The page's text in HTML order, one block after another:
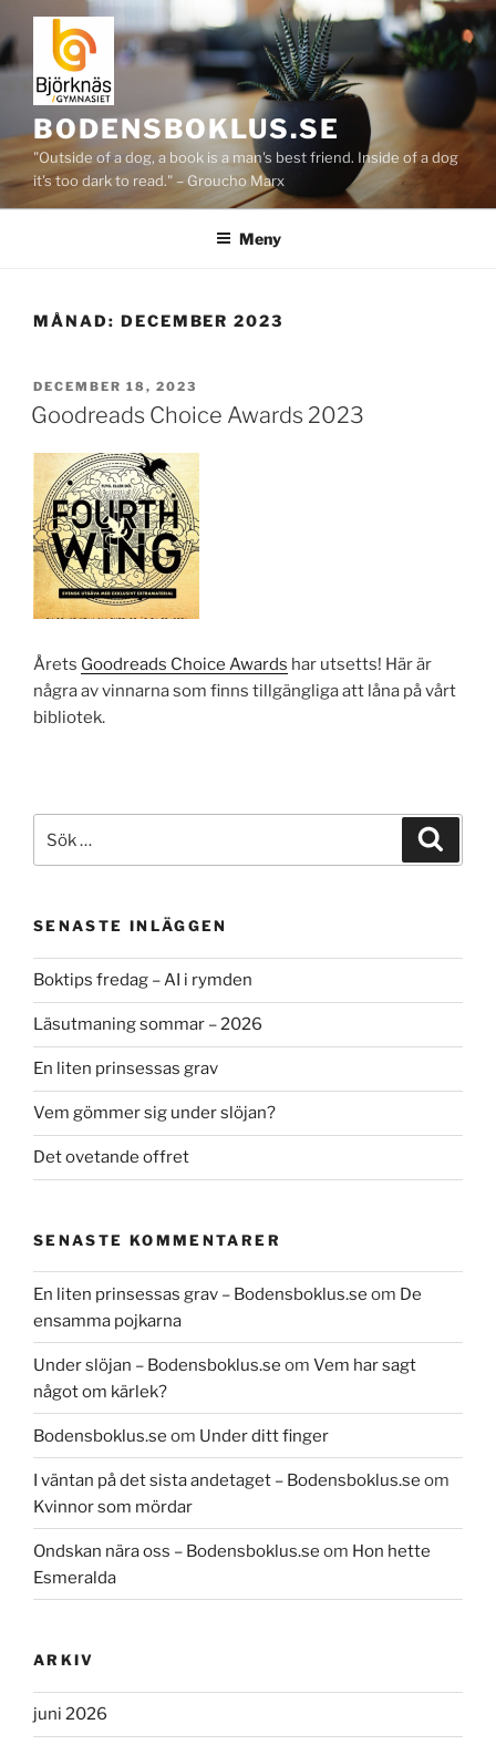
Hoppa
till
innehåll
BODENSBOKLUS.SE
"Outside of a dog, a book is a man's best friend. Inside of a dog
it's too dark to read." – Groucho Marx
Meny
MÅNAD: DECEMBER 2023
PUBLICERAT
DECEMBER 18, 2023
Goodreads Choice Awards 2023
Årets Goodreads Choice Awards har utsetts! Här är
några av vinnarna som finns tillgängliga att låna på vårt
bibliotek.
efter:
SENASTE INLÄGGEN
Boktips fredag – AI i rymden
Läsutmaning sommar – 2026
En liten prinsessas grav
Vem gömmer sig under slöjan?
Det ovetande offret
SENASTE KOMMENTARER
En liten prinsessas grav – Bodensboklus.se om De
ensamma pojkarna
Under slöjan – Bodensboklus.se om Vem har sagt
något om kärlek?
Bodensboklus.se om Under ditt finger
I väntan på det sista andetaget – Bodensboklus.se om
Kvinnor som mördar
Ondskan nära oss – Bodensboklus.se om Hon hette
Esmeralda
ARKIV
juni 2026